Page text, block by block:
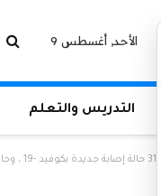
الأحد, أغسطس 9
التدريس والتعلم